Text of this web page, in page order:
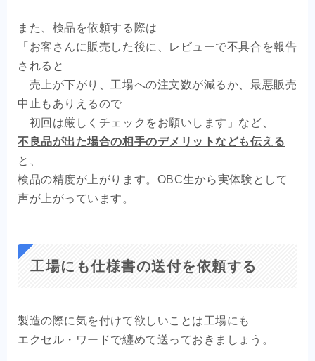
また、検品を依頼する際は
「お客さんに販売した後に、レビューで不具合を報告
されると
売上が下がり、工場への注文数が減るか、最悪販売
中止もありえるので
初回は厳しくチェックをお願いします」など、
不良品が出た場合の相手のデメリットなども伝える
と、
検品の精度が上がります。OBC生から実体験として
声が上がっています。
工場にも仕様書の送付を依頼する
製造の際に気を付けて欲しいことは工場にも
エクセル・ワードで纏めて送っておきましょう。